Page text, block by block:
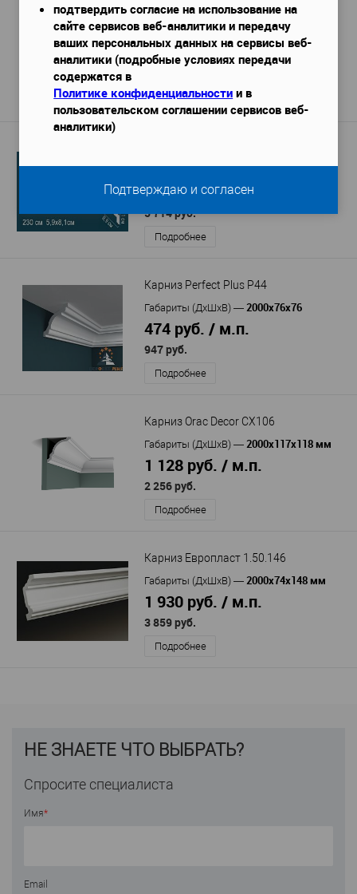
Карниз Перфект AB122
2400х118х102 мм
1 830 руб. / м.п.
Подробнее
2 484 руб. / м.п.
5 714 руб.
Подробнее
Карниз Perfect Plus P44
Габариты (ДхШхВ) — 2000х76х76
474 руб. / м.п.
947 руб.
Подробнее
Карниз Orac Decor CX106
Габариты (ДхШхВ) — 2000x117x118 мм
1 128 руб. / м.п.
2 256 руб.
Подробнее
Карниз Европласт 1.50.146
Габариты (ДхШхВ) — 2000х74х148 мм
1 930 руб. / м.п.
3 859 руб.
Подробнее
НЕ ЗНАЕТЕ ЧТО ВЫБРАТЬ?
Спросите специалиста
Имя*
Email
подтвердить согласие на использование на
сайте сервисов веб-аналитики и передачу
ваших персональных данных на сервисы веб-
аналитики (подробные условиях передачи
содержатся в
Политике конфиденциальности и в
пользовательском соглашении сервисов веб-
аналитики)
Подтверждаю и согласен